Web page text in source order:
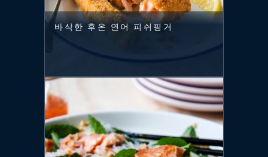
바삭한 후온 연어 피쉬핑거